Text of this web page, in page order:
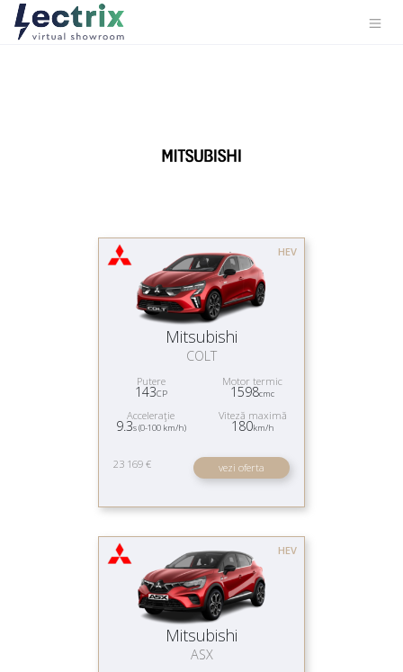
HEV
Mitsubishi
COLT
Putere
143CP
Motor termic
1598cmc
Acceleraţie
9.3s (0-100 km/h)
Viteză maximă
180km/h
23 169 € vezi oferta
HEV
Mitsubishi
ASX